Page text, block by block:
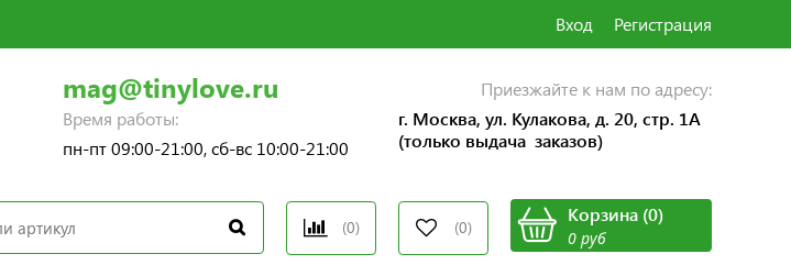
Вход Регистрация
mag@tinylove.ru
Время работы:
пн-пт 09:00-21:00, сб-вс 10:00-21:00
Приезжайте к нам по адресу:
г. Москва, ул. Кулакова, д. 20, стр. 1А
(только выдача заказов)
(0) (0)
Корзина(0)
0 руб